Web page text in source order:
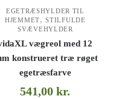
EGETRÆSHYLDER TIL
HJEMMET,STILFULDE
SVÆVEHYLDER
vægreol med 12
konstrueret træ røget
egetræsfarve
541,00kr.